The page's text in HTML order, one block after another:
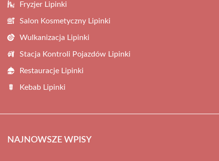
Fryzjer Lipinki
Salon Kosmetyczny Lipinki
Wulkanizacja Lipinki
Stacja Kontroli Pojazdów Lipinki
Restauracje Lipinki
Kebab Lipinki
NAJNOWSZE WPISY